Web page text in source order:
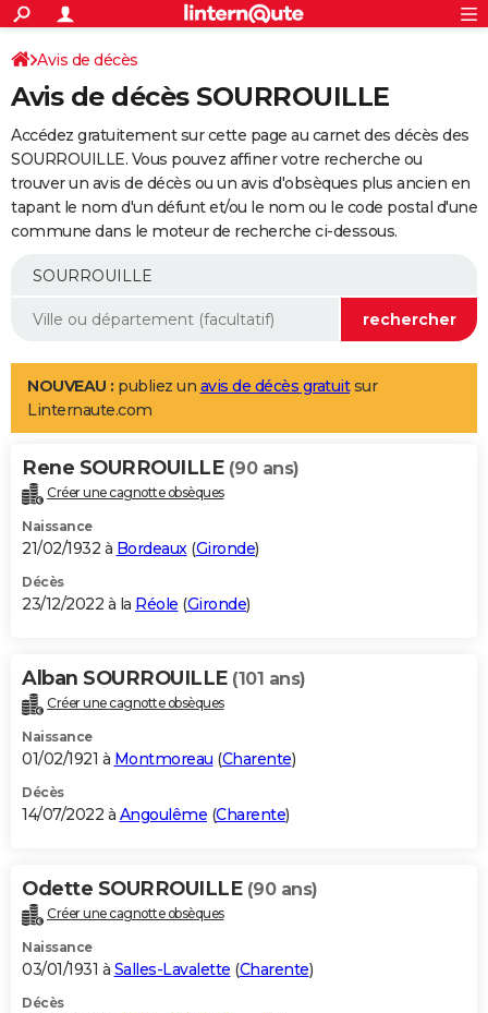
ACTUALITÉS
Politique
Société
Faits Divers
Education
Monde
Villes
+
SPORT
Coupe du monde 2026
Football
Tennis
Cyclisme
Rugby
Forum
Programme TV
TNT
Streaming
Cinéma
Sorties cinéma
Musique
+
FINANCE
Retraite
Epargne
Immobilier
Risques naturels par ville
Assurance
AUTO
Essais
Réserver un essai
Citadines
Berlines
SUV
Forum auto
+
Mobiles
Meilleur smartphone
Internet
Ordinateurs
Jeux vidéo
Guide high-tech
Aménagement intérieur
LIFESTYLE
Art de vivre
Bien-être
Loisirs
Mode
Modes de vie
Alimentation
Guide de la santé
Maladies
Médicaments
Sommeil
VOYAGE
Destinations
City break
Voyage nature
Voyage de noces
Forum
Climat
+PHOTO
GUIDES D'ACHAT
BONS PLANS
Carte de Noël
Carte Bonne année
Carte Saint-Valentin
Carte Pâques
Carte d'anniversaire
DICTIONNAIRE
Dictionnaire
Biographies
Citations
Expressions
Proverbes
PROGRAMME TV
S'inscrire
Se connecter
Lycées
Collèges
Primaires
Universités
Entreprises
Service militaire
Avis de recherche
AVIS DE DÉCÈS
Bricolage
Lifestyle
Culture
Sport
Auto
Television
Voyage
Cinema
Avis de décès
Avis de décès SOURROUILLE
Accédez gratuitement sur cette page au carnet des décès des
SOURROUILLE. Vous pouvez affiner votre recherche ou
trouver un avis de décès ou un avis d'obsèques plus ancien en
tapant le nom d'un défunt et/ou le nom ou le code postal d'une
commune dans le moteur de recherche ci-dessous.
NOUVEAU : publiez un avis de décès gratuitsur
Linternaute.com
Rene SOURROUILLE (90 ans)
Créer une cagnotte obsèques
Naissance
21/02/1932 à Bordeaux(Gironde)
Décès
23/12/2022 à la Réole (Gironde)
Alban SOURROUILLE (101 ans)
Créer une cagnotte obsèques
Naissance
01/02/1921 à Montmoreau (Charente)
Décès
14/07/2022 à Angoulême (Charente)
Odette SOURROUILLE (90 ans)
Créer une cagnotte obsèques
Naissance
03/01/1931 à Salles-Lavalette (Charente)
Décès